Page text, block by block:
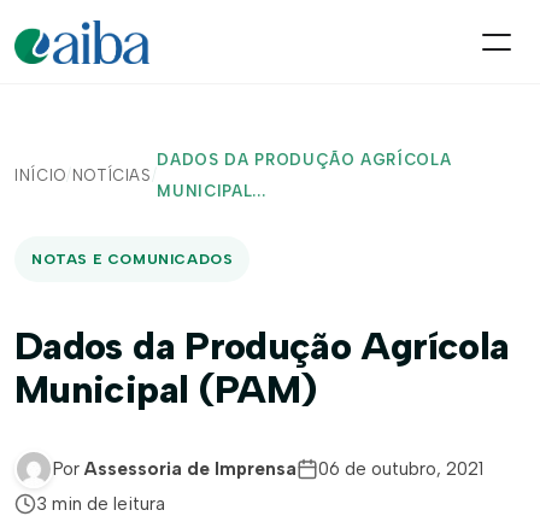
INÍCIO/ NOTÍCIAS /
DADOS DA PRODUÇÃO AGRÍCOLA
MUNICIPAL...
NOTAS E COMUNICADOS
Dados da Produção Agrícola
Municipal (PAM)
Por Assessoria de Imprensa
06 de outubro, 2021
3 min de leitura